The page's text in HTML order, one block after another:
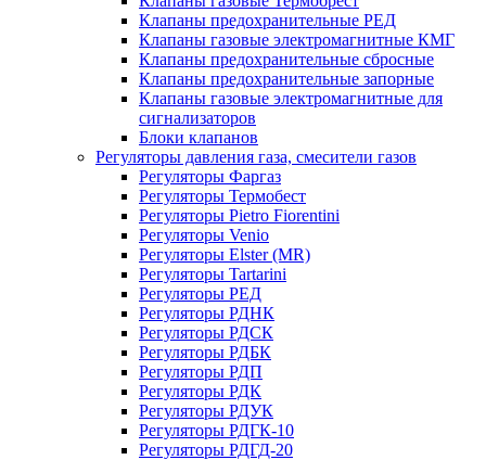
Клапаны предохранительные РЕД
Клапаны газовые электромагнитные КМГ
Клапаны предохранительные сбросные
Клапаны предохранительные запорные
Клапаны газовые электромагнитные для
сигнализаторов
Блоки клапанов
Регуляторы давления газа, смесители газов
Регуляторы Фаргаз
Регуляторы Термобест
Регуляторы Pietro Fiorentini
Регуляторы Venio
Регуляторы Elster (MR)
Регуляторы Tartarini
Регуляторы РЕД
Регуляторы РДНК
Регуляторы РДСК
Регуляторы РДБК
Регуляторы РДП
Регуляторы РДК
Регуляторы РДУК
Регуляторы РДГК-10
Регуляторы РДГД-20